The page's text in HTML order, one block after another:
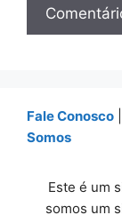
Fale Conosco
Somos
Este é um
somos um